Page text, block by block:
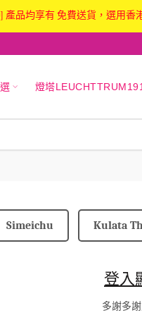
產品均享有 免費送貨，選用香
燈塔
Simeichu Kulata
登入
多謝多